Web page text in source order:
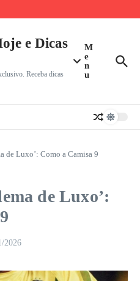
Mundo 2026, Ferran Torres pode trocar
e Dicas
Receba dicas
M
e
n
u
de Luxo’: Como a Camisa 9
de Luxo’:
2026